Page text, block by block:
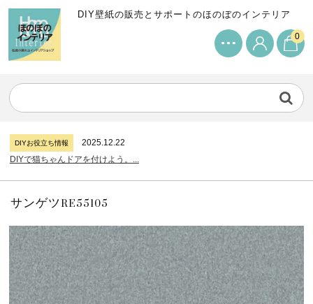
DIY壁紙の販売とサポートのほのぼのインテリア
0
DIYお役立ち情報
サンゲツリザーブの壁紙について...
糊付け壁紙のポイントについて...
DIYお役立ち情報
2025.12.22
DIYお役立ち情報
2024.7.11
サンゲツリザーブの壁紙について...
DIYお役立ち情報
2025.12.22
DIYで猫ちゃんドアを付けよう。...
DIYお役立ち情報
2024.7.11
サンゲツリザーブの壁紙について...
サンゲツRE55105